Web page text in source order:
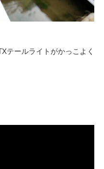
テールライトがかっこよく